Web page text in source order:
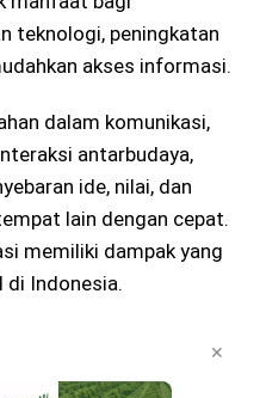
teknologi, peningkatan
akses informasi.
dalam komunikasi,
antarbudaya,
ide, nilai, dan
lain dengan cepat.
memiliki dampak yang
di Indonesia.
✕